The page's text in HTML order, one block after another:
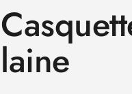
laine